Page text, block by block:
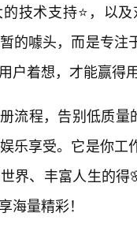
技术支持⭐，以
的噱头，而是专
户着想，才能赢得
流程，告别低质
乐享受。它是你
界、丰富人生的
海量精彩！